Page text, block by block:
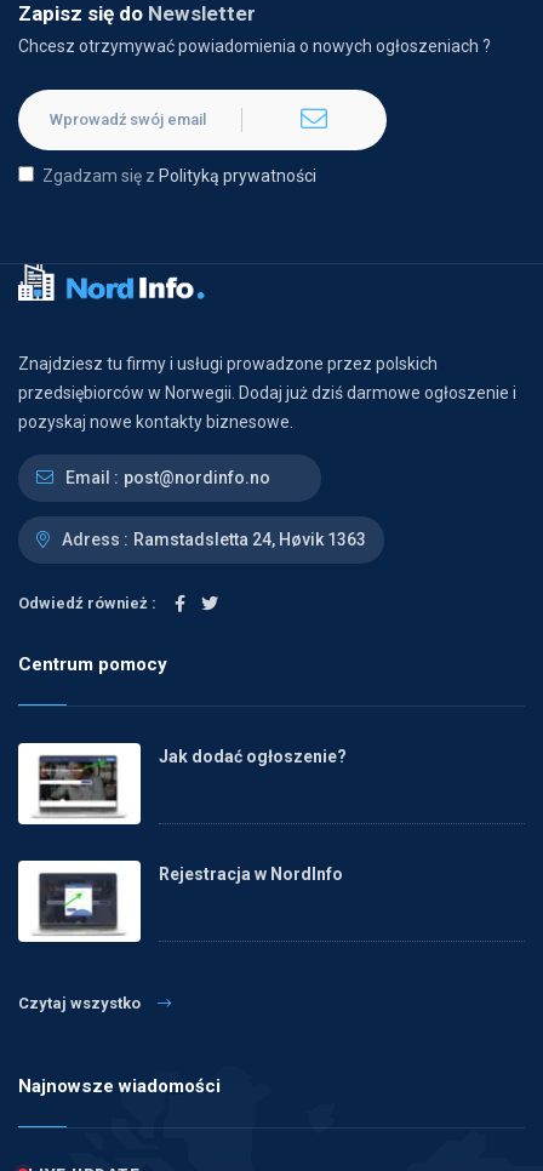
Zapisz się do Newsletter
Chcesz otrzymywać powiadomienia o nowych ogłoszeniach ?
Zgadzam się z Polityką prywatności
Znajdziesz tu firmy i usługi prowadzone przez polskich
przedsiębiorców w Norwegii. Dodaj już dziś darmowe ogłoszenie i
pozyskaj nowe kontakty biznesowe.
Email : post@nordinfo.no
Adress : Ramstadsletta 24, Høvik 1363
Odwiedź również :
Centrum pomocy
Jak dodać ogłoszenie?
Rejestracja w NordInfo
Czytaj wszystko
Najnowsze wiadomości